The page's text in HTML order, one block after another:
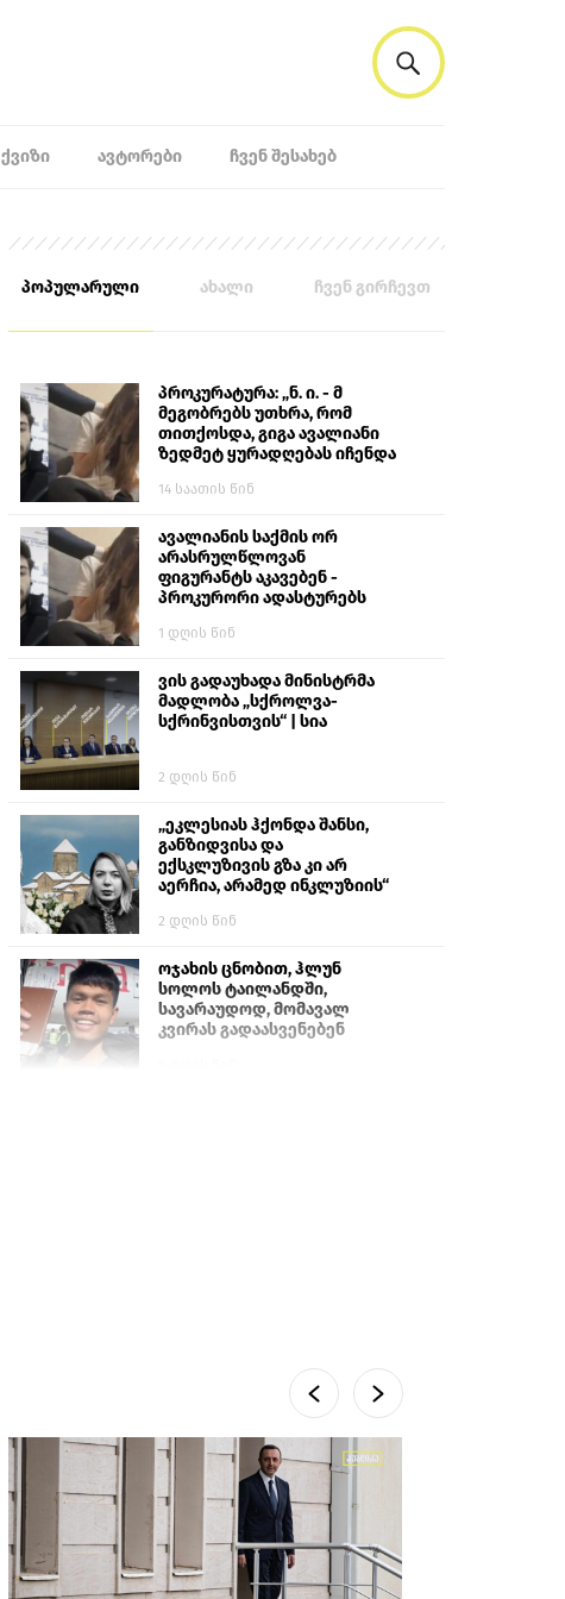
ᲥᲕᲘᲖᲘ ᲐᲕᲢᲝᲠᲔᲑᲘ ᲩᲕᲔᲜ ᲨᲔᲡᲐᲮᲔᲑ
პოპულარული ახალი ჩვენ გირჩევთ
პროკურატურა: „ნ. ი. - მ
მეგობრებს უთხრა, რომ
თითქოსდა, გიგა ავალიანი
ზედმეტ ყურადღებას იჩენდა
ალექსანდრე გაბაშვილი
გიგა ავალიანს“
14 საათის წინ
ავალიანის საქმის ორ
არასრულწლოვან
ფიგურანტს აკავებენ -
პროკურორი ადასტურებს
1 დღის წინ
ვის გადაუხადა მინისტრმა
მადლობა „სქროლვა-
სქრინვისთვის“ | სია
2 დღის წინ
„ეკლესიას ჰქონდა შანსი,
განზიდვისა და
ექსკლუზივის გზა კი არ
აერჩია, არამედ ინკლუზიის“
2 დღის წინ
ოჯახის ცნობით, ჰლუნ
სოლოს ტაილანდში,
სავარაუდოდ, მომავალ
კვირას გადაასვენებენ
ნიკოლ ფაშინიანის ცოლს,
ანნა აკობიანს მოკვლით
დაემუქრნენ — სომხეთში
გამოძიება დაიწყო
4 დღის წინ
მონიტორი: პირები,
რომლებიც თაღლითურ
ქოლცენტრში მუშაობდნენ,